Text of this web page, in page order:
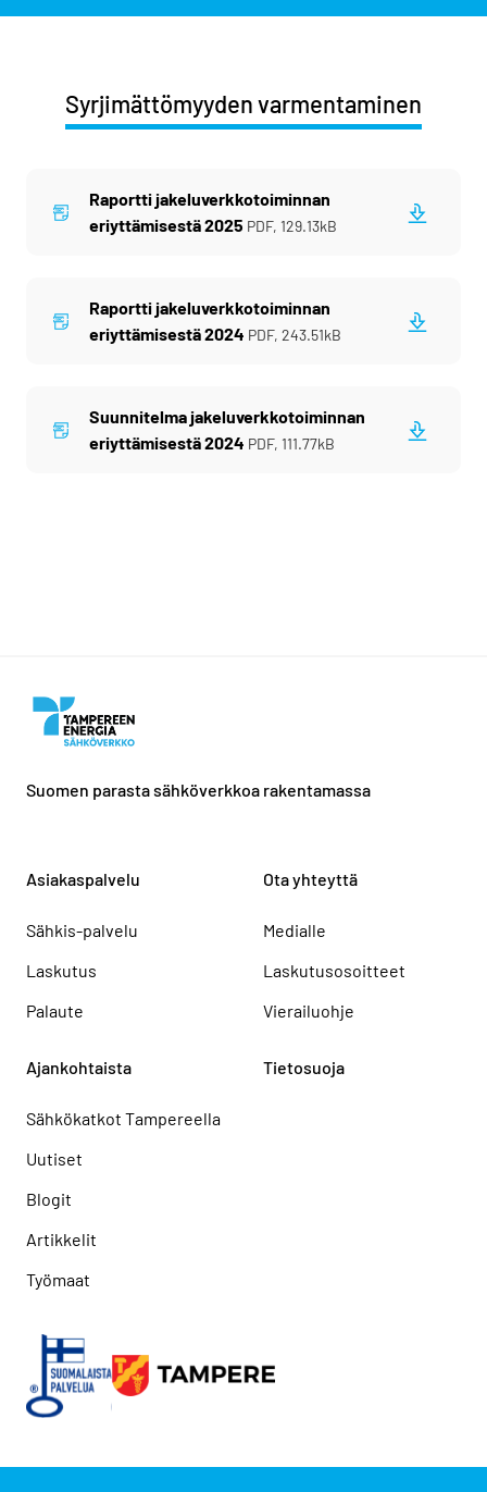
Syrjimättömyyden varmentaminen
Raportti jakeluverkkotoiminnan
eriyttämisestä 2025 PDF, 129.13kB
Raportti jakeluverkkotoiminnan
eriyttämisestä 2024 PDF, 243.51kB
Suunnitelma jakeluverkkotoiminnan
eriyttämisestä 2024 PDF, 111.77kB
Suomen parasta sähköverkkoa rakentamassa
Asiakaspalvelu
Sähkis-palvelu
Laskutus
Palaute
Ota yhteyttä
Medialle
Laskutusosoitteet
Vierailuohje
Ajankohtaista
Sähkökatkot Tampereella
Uutiset
Blogit
Artikkelit
Työmaat
Tietosuoja